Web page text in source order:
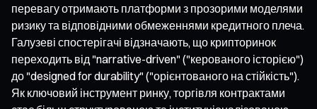
перевагу отримають платформи з прозорими моделями
ризику та відповідними обмеженнями кредитного плеча.
Галузеві спостерігачі відзначають, що крипторинок
переходить від "narrative-driven" ("керованого історією")
до "designed for durability" ("орієнтованого на стійкість").
Як ключовий інструмент ринку, торгівля контрактами